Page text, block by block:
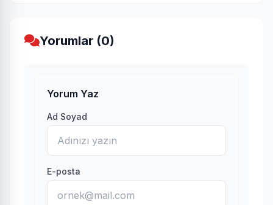
Yorumlar (0)
Yorum Yaz
Ad Soyad
E-posta